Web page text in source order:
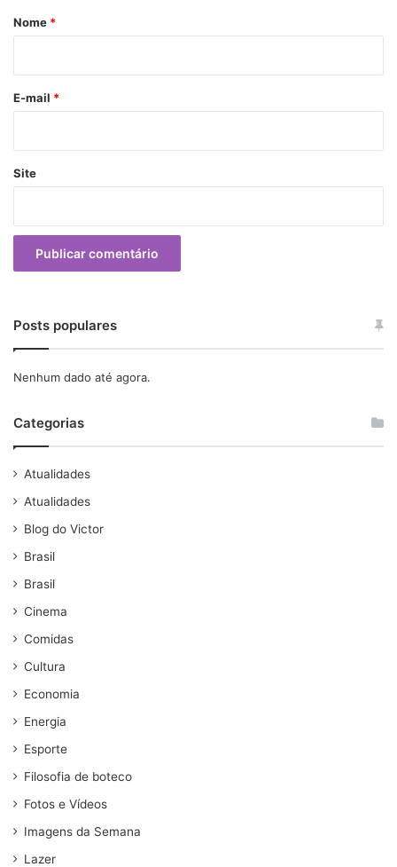
rNome *
E-mail *
Site
Posts populares
Nenhum dado até agora.
Categorias
Atualidades
Atualidades
Blog do Victor
Brasil
Brasil
Cinema
Comidas
Cultura
Economia
Energia
Esporte
Filosofia de boteco
Fotos e Vídeos
Imagens da Semana
Lazer